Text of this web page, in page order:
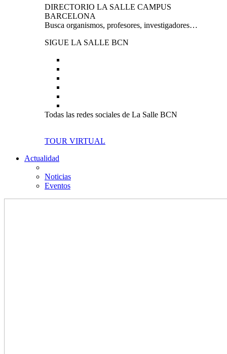
DIRECTORIO LA SALLE CAMPUS
BARCELONA
Busca organismos, profesores, investigadores…
SIGUE LA SALLE BCN
Todas las redes sociales de La Salle BCN
TOUR VIRTUAL
Actualidad
Noticias
Eventos